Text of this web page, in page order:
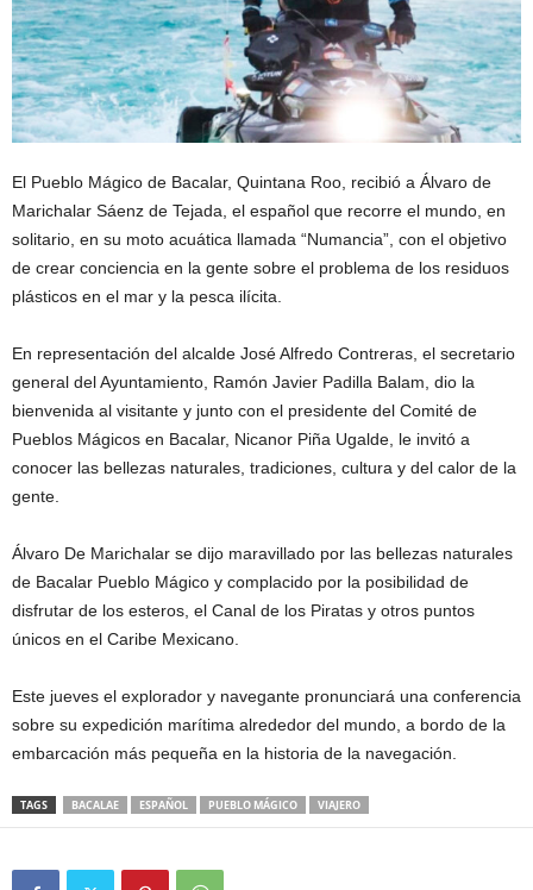
El Pueblo Mágico de Bacalar, Quintana Roo, recibió a Álvaro de
Marichalar Sáenz de Tejada, el español que recorre el mundo, en
solitario, en su moto acuática llamada “Numancia”, con el objetivo
de crear conciencia en la gente sobre el problema de los residuos
plásticos en el mar y la pesca ilícita.
En representación del alcalde José Alfredo Contreras, el secretario
general del Ayuntamiento, Ramón Javier Padilla Balam, dio la
bienvenida al visitante y junto con el presidente del Comité de
Pueblos Mágicos en Bacalar, Nicanor Piña Ugalde, le invitó a
conocer las bellezas naturales, tradiciones, cultura y del calor de la
gente.
Álvaro De Marichalar se dijo maravillado por las bellezas naturales
de Bacalar Pueblo Mágico y complacido por la posibilidad de
disfrutar de los esteros, el Canal de los Piratas y otros puntos
únicos en el Caribe Mexicano.
Este jueves el explorador y navegante pronunciará una conferencia
sobre su expedición marítima alrededor del mundo, a bordo de la
embarcación más pequeña en la historia de la navegación.
TAGS BACALAE ESPAÑOL PUEBLO MÁGICO VIAJERO